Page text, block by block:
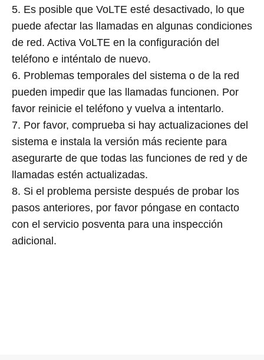
5. Es posible que VoLTE esté desactivado, lo que
puede afectar las llamadas en algunas condiciones
de red. Activa VoLTE en la configuración del
teléfono e inténtalo de nuevo.
6. Problemas temporales del sistema o de la red
pueden impedir que las llamadas funcionen. Por
favor reinicie el teléfono y vuelva a intentarlo.
7. Por favor, comprueba si hay actualizaciones del
sistema e instala la versión más reciente para
asegurarte de que todas las funciones de red y de
llamadas estén actualizadas.
8. Si el problema persiste después de probar los
pasos anteriores, por favor póngase en contacto
con el servicio posventa para una inspección
adicional.